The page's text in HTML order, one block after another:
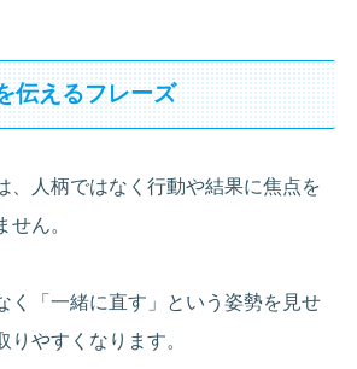
伝えるフレーズ
、人柄ではなく行動や結果に焦点を
せん。
く「一緒に直す」という姿勢を見せ
りやすくなります。